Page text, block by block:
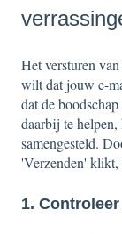
Het versturen
wilt dat jouw e-
dat de
daarbij te
samengesteld.
'Verzenden' klikt,
1.